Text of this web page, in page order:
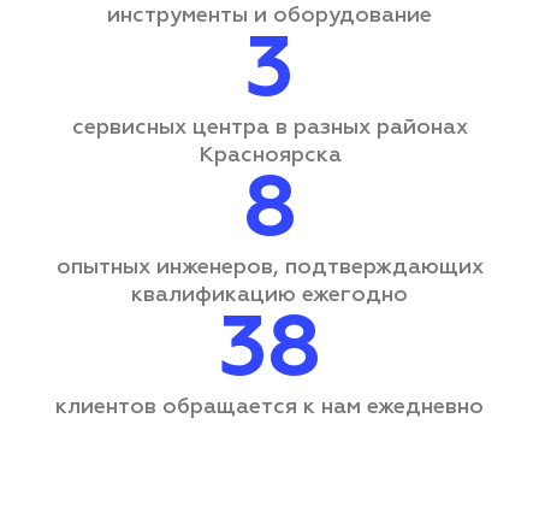
инструменты и оборудование
3
сервисных центра в разных районах
Красноярска
8
опытных инженеров, подтверждающих
квалификацию ежегодно
38
клиентов обращается к нам ежедневно